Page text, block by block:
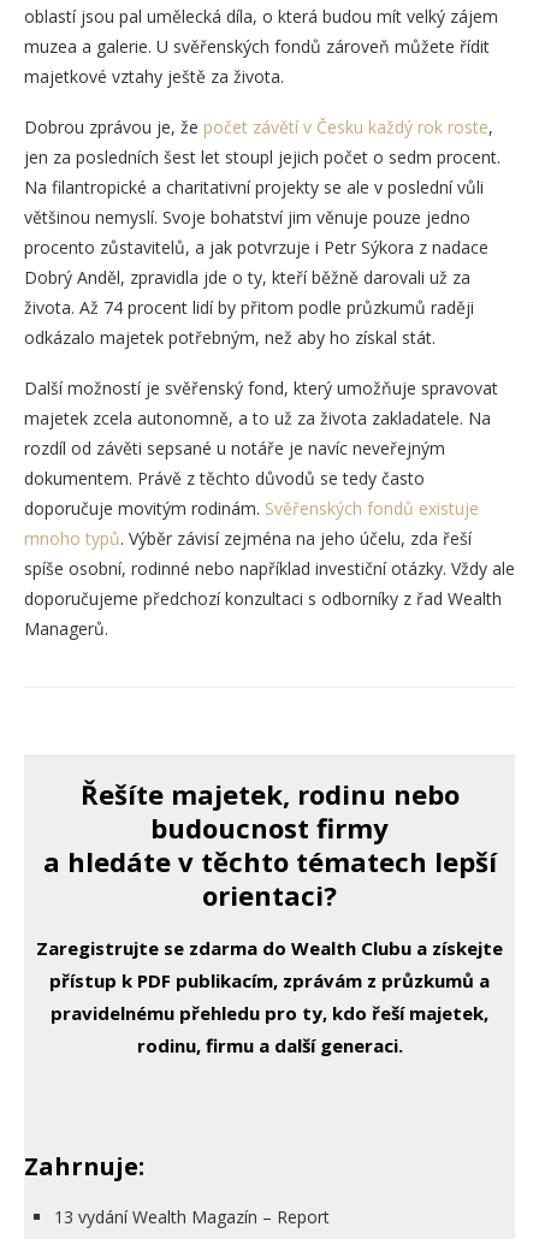
oblastí jsou pal umělecká díla, o která budou mít velký zájem
muzea a galerie. U svěřenských fondů zároveň můžete řídit
majetkové vztahy ještě za života.
Dobrou zprávou je, že počet závětí v Česku každý rok roste,
jen za posledních šest let stoupl jejich počet o sedm procent.
Na filantropické a charitativní projekty se ale v poslední vůli
většinou nemyslí. Svoje bohatství jim věnuje pouze jedno
procento zůstavitelů, a jak potvrzuje i Petr Sýkora z nadace
Dobrý Anděl, zpravidla jde o ty, kteří běžně darovali už za
života. Až 74 procent lidí by přitom podle průzkumů raději
odkázalo majetek potřebným, než aby ho získal stát.
Další možností je svěřenský fond, který umožňuje spravovat
majetek zcela autonomně, a to už za života zakladatele. Na
rozdíl od závěti sepsané u notáře je navíc neveřejným
dokumentem. Právě z těchto důvodů se tedy často
doporučuje movitým rodinám. Svěřenských fondů existuje
mnoho typů. Výběr závisí zejména na jeho účelu, zda řeší
spíše osobní, rodinné nebo například investiční otázky. Vždy ale
doporučujeme předchozí konzultaci s odborníky z řad Wealth
Managerů.
Řešíte majetek, rodinu nebo
budoucnost firmy
a hledáte v těchto tématech lepší
orientaci?
Zaregistrujte se zdarma do Wealth Clubu a získejte
přístup k PDF publikacím, zprávám z průzkumů a
pravidelnému přehledu pro ty, kdo řeší majetek,
rodinu, firmu a další generaci.
Zahrnuje:
13 vydání Wealth Magazín – Report